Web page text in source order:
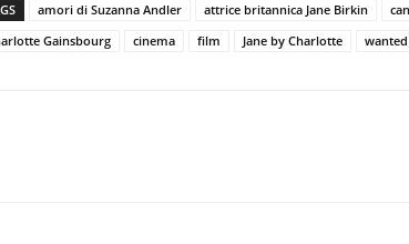
amori di Suzanna Andler attrice britannica Jane Birkin
Gainsbourg
cinema film Jane by Charlotte